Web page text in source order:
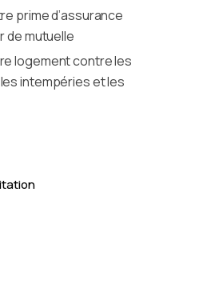
prime d’assurance
de mutuelle
logement contre les
intempéries et les